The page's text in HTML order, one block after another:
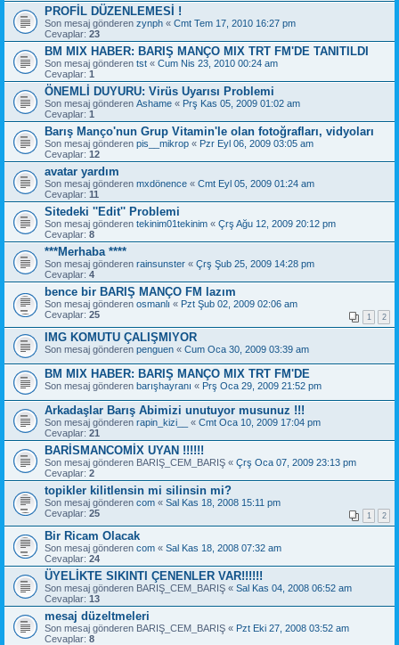
PROFİL DÜZENLEMESİ !
Son mesaj gönderen zynph « Cmt Tem 17, 2010 16:27 pm
Cevaplar: 23
BM MIX HABER: BARIŞ MANÇO MIX TRT FM'DE TANITILDI
Son mesaj gönderen tst « Cum Nis 23, 2010 00:24 am
Cevaplar: 1
ÖNEMLİ DUYURU: Virüs Uyarısı Problemi
Son mesaj gönderen Ashame « Prş Kas 05, 2009 01:02 am
Cevaplar: 1
Barış Manço'nun Grup Vitamin'le olan fotoğrafları, vidyoları
Son mesaj gönderen pis__mikrop « Pzr Eyl 06, 2009 03:05 am
Cevaplar: 12
avatar yardım
Son mesaj gönderen mxdönence « Cmt Eyl 05, 2009 01:24 am
Cevaplar: 11
Sitedeki ''Edit'' Problemi
Son mesaj gönderen tekinim01tekinim « Çrş Ağu 12, 2009 20:12 pm
Cevaplar: 8
***Merhaba ****
Son mesaj gönderen rainsunster « Çrş Şub 25, 2009 14:28 pm
Cevaplar: 4
bence bir BARIŞ MANÇO FM lazım
Son mesaj gönderen osmanlı « Pzt Şub 02, 2009 02:06 am
Cevaplar: 25 1 2
IMG KOMUTU ÇALIŞMIYOR
Son mesaj gönderen penguen « Cum Oca 30, 2009 03:39 am
BM MIX HABER: BARIŞ MANÇO MIX TRT FM'DE
Son mesaj gönderen barışhayranı « Prş Oca 29, 2009 21:52 pm
Arkadaşlar Barış Abimizi unutuyor musunuz !!!
Son mesaj gönderen rapin_kizi__ « Cmt Oca 10, 2009 17:04 pm
Cevaplar: 21
BARİSMANCOMİX UYAN !!!!!!
Son mesaj gönderen BARIŞ_CEM_BARIŞ « Çrş Oca 07, 2009 23:13 pm
Cevaplar: 2
topikler kilitlensin mi silinsin mi?
Son mesaj gönderen com « Sal Kas 18, 2008 15:11 pm
Cevaplar: 25 1 2
Bir Ricam Olacak
Son mesaj gönderen com « Sal Kas 18, 2008 07:32 am
Cevaplar: 24
ÜYELİKTE SIKINTI ÇENENLER VAR!!!!!!
Son mesaj gönderen BARIŞ_CEM_BARIŞ « Sal Kas 04, 2008 06:52 am
Cevaplar: 13
mesaj düzeltmeleri
Son mesaj gönderen BARIŞ_CEM_BARIŞ « Pzt Eki 27, 2008 03:52 am
Cevaplar: 8